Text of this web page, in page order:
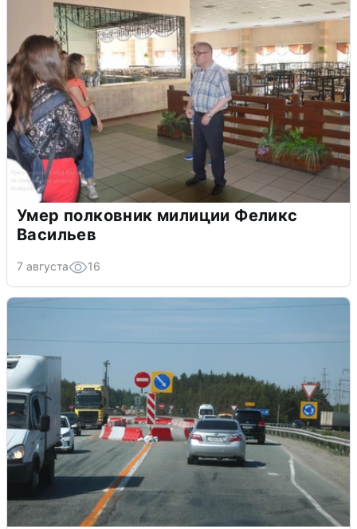
Умер полковник милиции Феликс
Васильев
7 августа 16